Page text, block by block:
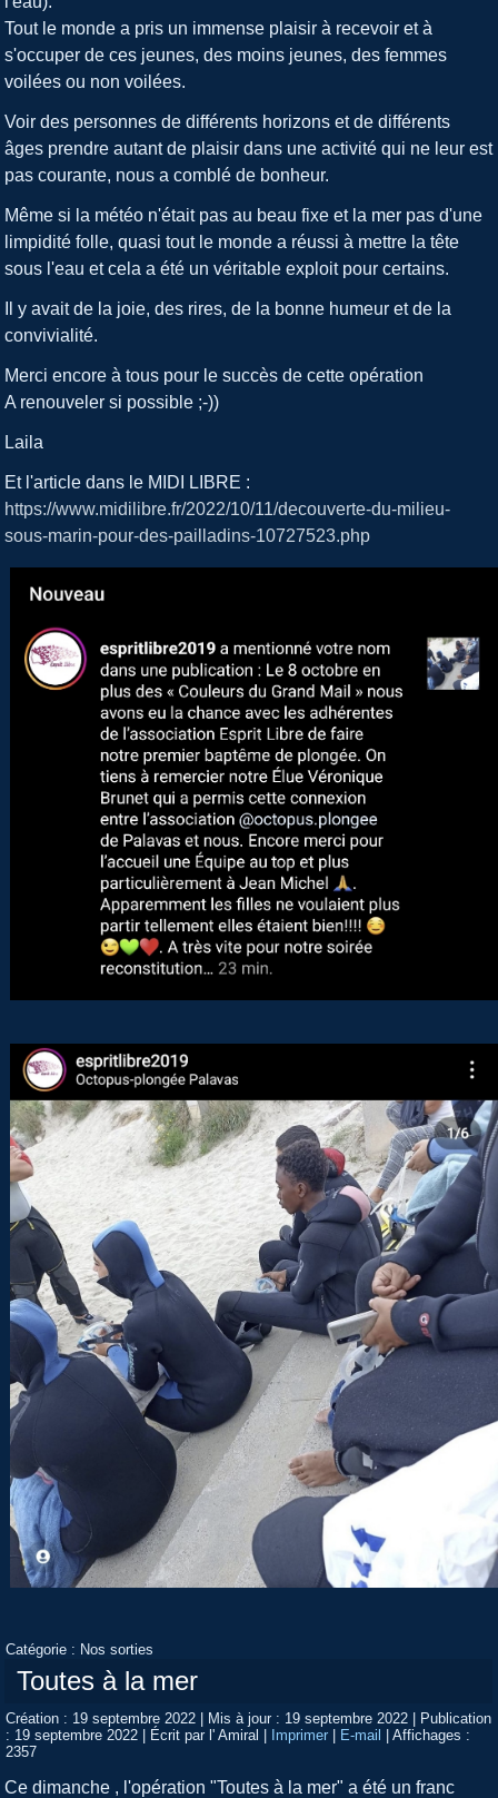
Tout le monde a pris un immense plaisir à recevoir et à
s'occuper de ces jeunes, des moins jeunes, des femmes
voilées ou non voilées.
Voir des personnes de différents horizons et de différents
âges prendre autant de plaisir dans une activité qui ne leur est
pas courante, nous a comblé de bonheur.
Même si la météo n'était pas au beau fixe et la mer pas d'une
limpidité folle, quasi tout le monde a réussi à mettre la tête
sous l'eau et cela a été un véritable exploit pour certains.
Il y avait de la joie, des rires, de la bonne humeur et de la
convivialité.
Merci encore à tous pour le succès de cette opération
A renouveler si possible ;-))
Laila
Et l'article dans le MIDI LIBRE :
https://www.midilibre.fr/2022/10/11/decouverte-du-milieu-
sous-marin-pour-des-pailladins-10727523.php
Catégorie : Nos sorties
Toutes à la mer
Création : 19 septembre 2022 | Mis à jour : 19 septembre 2022 | Publication
: 19 septembre 2022 | Écrit par l' Amiral | Imprimer | E-mail |Affichages :
2357
Ce dimanche , l'opération "Toutes à la mer" a été un franc